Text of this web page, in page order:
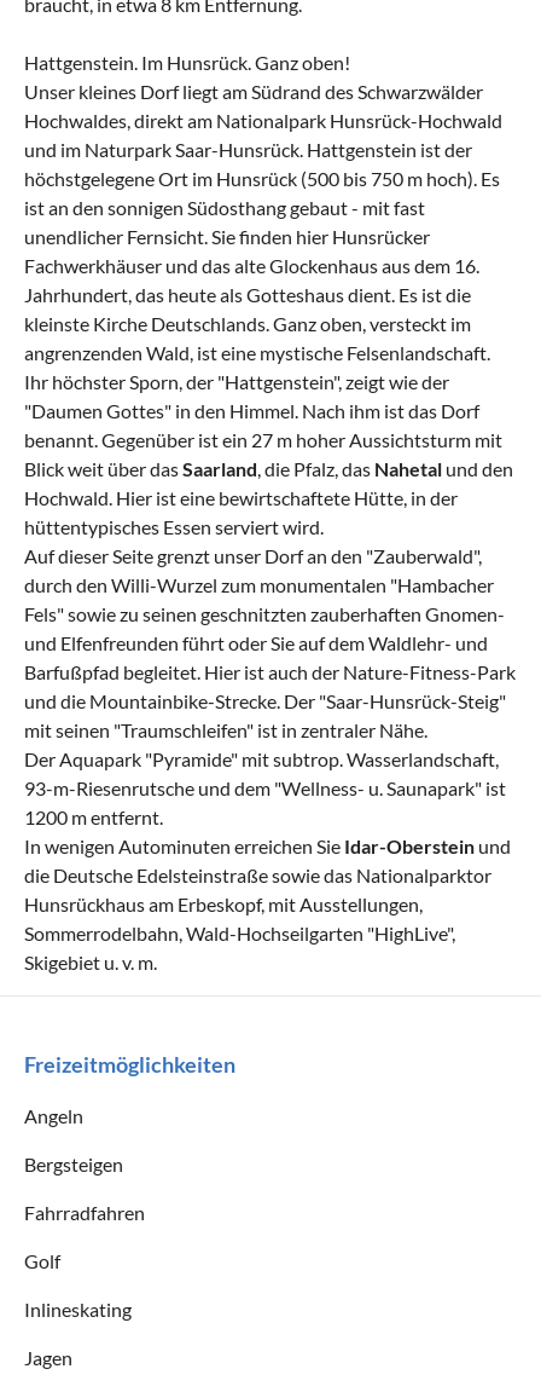
Hattgenstein. Im Hunsrück. Ganz oben!
Unser kleines Dorf liegt am Südrand des Schwarzwälder
Hochwaldes, direkt am Nationalpark Hunsrück-Hochwald
und im Naturpark Saar-Hunsrück. Hattgenstein ist der
höchstgelegene Ort im Hunsrück (500 bis 750 m hoch). Es
ist an den sonnigen Südosthang gebaut - mit fast
unendlicher Fernsicht. Sie finden hier Hunsrücker
Fachwerkhäuser und das alte Glockenhaus aus dem 16.
Jahrhundert, das heute als Gotteshaus dient. Es ist die
kleinste Kirche Deutschlands. Ganz oben, versteckt im
angrenzenden Wald, ist eine mystische Felsenlandschaft.
Ihr höchster Sporn, der "Hattgenstein", zeigt wie der
"Daumen Gottes" in den Himmel. Nach ihm ist das Dorf
benannt. Gegenüber ist ein 27 m hoher Aussichtsturm mit
Blick weit über dasSaarland , die Pfalz, das Nahetal und den
Hochwald. Hier ist eine bewirtschaftete Hütte, in der
hüttentypisches Essen serviert wird.
Auf dieser Seite grenzt unser Dorf an den "Zauberwald",
durch den Willi-Wurzel zum monumentalen "Hambacher
Fels" sowie zu seinen geschnitzten zauberhaften Gnomen-
und Elfenfreunden führt oder Sie auf dem Waldlehr- und
Barfußpfad begleitet. Hier ist auch der Nature-Fitness-Park
und die Mountainbike-Strecke. Der "Saar-Hunsrück-Steig"
mit seinen "Traumschleifen" ist in zentraler Nähe.
Der Aquapark "Pyramide" mit subtrop. Wasserlandschaft,
93-m-Riesenrutsche und dem "Wellness- u. Saunapark" ist
1200 m entfernt.
In wenigen Autominuten erreichen Sie Idar-Oberstein und
die Deutsche Edelsteinstraße sowie das Nationalparktor
Hunsrückhaus am Erbeskopf, mit Ausstellungen,
Sommerrodelbahn, Wald-Hochseilgarten "HighLive",
Skigebiet u. v. m.
Freizeitmöglichkeiten
Angeln
Bergsteigen
Fahrradfahren
Golf
Inlineskating
Jagen